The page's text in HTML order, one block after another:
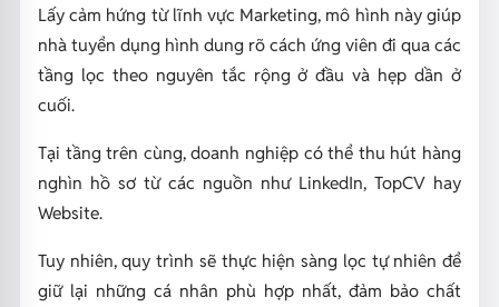
Lấy cảm hứng từ lĩnh vực Marketing, mô hình này giúp
nhà tuyển dụng hình dung rõ cách ứng viên đi qua các
tầng lọc theo nguyên tắc rộng ở đầu và hẹp dần ở
cuối.
Tại tầng trên cùng, doanh nghiệp có thể thu hút hàng
nghìn hồ sơ từ các nguồn như LinkedIn, TopCV hay
Website.
Tuy nhiên, quy trình sẽ thực hiện sàng lọc tự nhiên để
giữ lại những cá nhân phù hợp nhất, đảm bảo chất